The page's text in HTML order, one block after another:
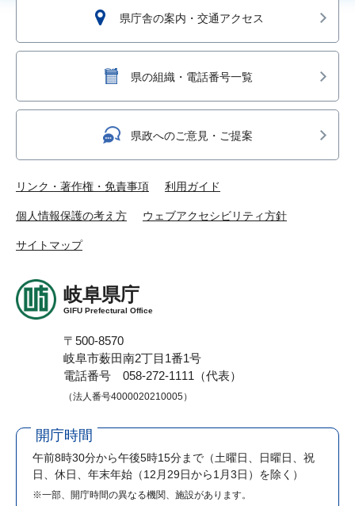
県庁舎の案内・交通アクセス
県の組織・電話番号一覧
県政へのご意見・ご提案
リンク・著作権・免責事項 利用ガイド
個人情報保護の考え方 ウェブアクセシビリティ方針
サイトマップ
岐阜県庁
GIFU Prefectural Office
〒500-8570
岐阜市薮田南2丁目1番1号
電話番号 058-272-1111（代表）
（法人番号4000020210005）
開庁時間
午前8時30分から午後5時15分まで （土曜日、日曜日、祝
日、休日、年末年始（12月29日から1月3日）を除く）
※一部、開庁時間の異なる機関、施設があります。